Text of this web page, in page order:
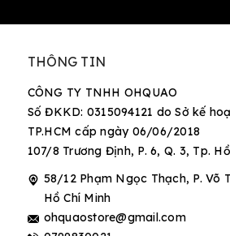
THÔNG TIN
CÔNG TY TNHH OHQUAO
Số ĐKKD: 0315094121 do Sở kế
TP.HCM cấp ngày 06/06/2018
107/8 Trương Định, P. 6, Q. 3, Tp.
58/12 Phạm Ngọc Thạch, P. Võ
Hồ Chí Minh
ohquaostore@gmail.com